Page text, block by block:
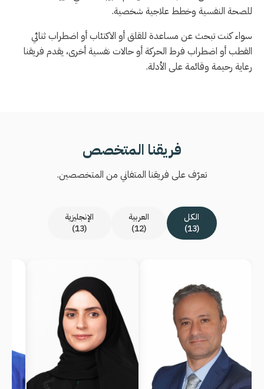
للصحة النفسية وخطط علاجية شخصية.
سواء كنت تبحث عن مساعدة للقلق أو الاكتئاب أو اضطراب ثنائي
القطب أو اضطراب فرط الحركة أو حالات نفسية أخرى، يقدم فريقنا
رعاية رحيمة وقائمة على الأدلة.
فريقنا المتخصص
تعرّف على فريقنا المتفاني من المتخصصين.
الكل
(13)
العربية
(12)
الإنجليزية
(13)